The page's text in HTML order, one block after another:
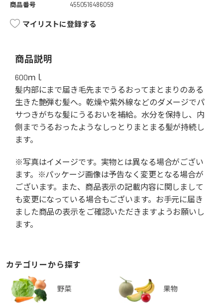
商品番号
4550516486059
マイリストに登録する
商品説明
600ｍｌ
髪内部にまで届き毛先までうるおってまとまりのある
生きた艶弾む髪へ。乾燥や紫外線などのダメージでパ
サつきがちな髪にうるおいを補給。水分を保持し、内
側までうるおったようなしっとりまとまる髪が持続し
ます。
※写真はイメージです。実物とは異なる場合がござい
ます。※パッケージ画像は予告なく変更となる場合が
ございます。また、商品表示の記載内容に関しまして
も変更になっている場合もございます。お手元に届き
ました商品の表示をご確認いただきますようお願いし
ます。
カテゴリーから探す